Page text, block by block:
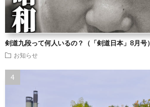
剣道九段って何人いるの？（「剣道日本」8月号）
お知らせ